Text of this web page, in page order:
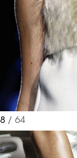
8 / 64